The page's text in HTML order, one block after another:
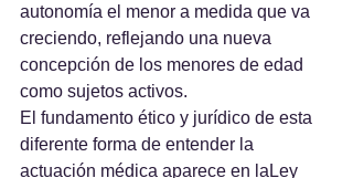
autonomía el menor a medida que va
creciendo, reflejando una nueva
concepción de los menores de edad
como sujetos activos.
El fundamento ético y jurídico de esta
diferente forma de entender la
actuación médica aparece en laLey